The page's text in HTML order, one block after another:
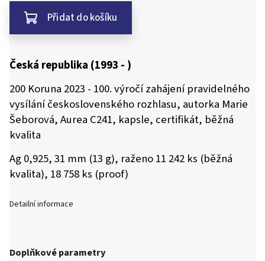
Přidat do košíku
Česká republika (1993 - )
200 Koruna 2023 - 100. výročí zahájení pravidelného
vysílání československého rozhlasu, autorka Marie
Šeborová, Aurea C241, kapsle, certifikát, běžná
kvalita
Ag 0,925, 31 mm (13 g), raženo 11 242 ks (běžná
kvalita), 18 758 ks (proof)
Detailní informace
Doplňkové parametry